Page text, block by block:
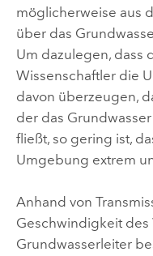
möglicherweise aus
über das
Um dazulegen, dass
Wissenschaftler die
davon überzeugen,
der das
fließt, so gering ist,
Umgebung extrem
Anhand von
Geschwindigkeit des
Grundwasserleiter